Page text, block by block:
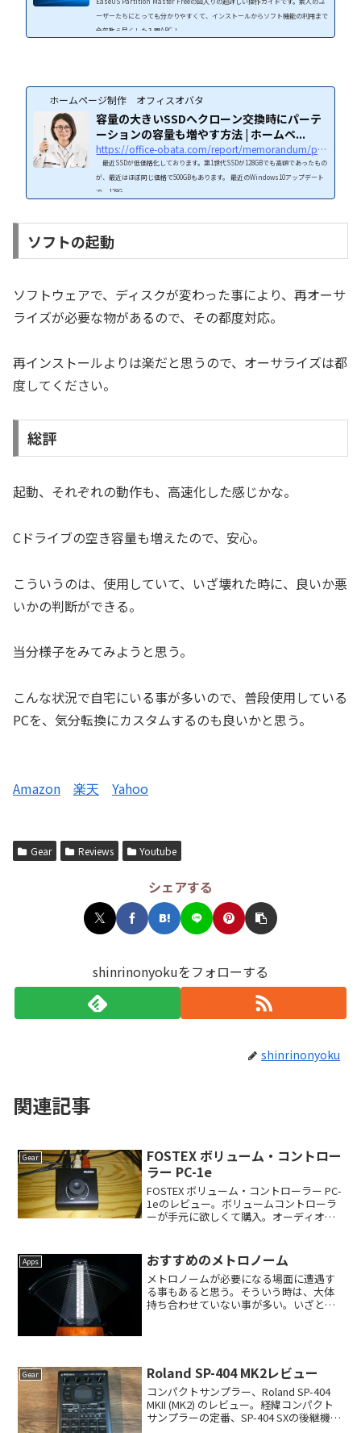
ーザーたちにとっても分かりやすくて、インストールからソフト機能の利用まで
全部教え尽くした入門ABC！
ホームページ制作 オフィスオバタ
容量の大きいSSDへクローン交換時にパーテ
ーションの容量も増やす方法 | ホームペ...
https://office-obata.com/report/memorandum/post-1485/
最近SSDが低価格化しております。第1世代SSDが128GBでも高額であったもの
が、最近はほぼ同じ価格で500GBもあります。 最近のWindows10アップデート
で、128G...
ソフトの起動
ソフトウェアで、ディスクが変わった事により、再オーサ
ライズが必要な物があるので、その都度対応。
再インストールよりは楽だと思うので、オーサライズは都
度してください。
総評
起動、それぞれの動作も、高速化した感じかな。
Cドライブの空き容量も増えたので、安心。
こういうのは、使用していて、いざ壊れた時に、良いか悪
いかの判断ができる。
当分様子をみてみようと思う。
こんな状況で自宅にいる事が多いので、普段使用している
PCを、気分転換にカスタムするのも良いかと思う。
Amazon 楽天 Yahoo
Gear Reviews Youtube
シェアする
shinrinonyokuをフォローする
shinrinonyoku
関連記事
Gear
FOSTEX ボリューム・コントロー
ラー PC-1e
FOSTEX ボリューム・コントローラー PC-
1eのレビュー。ボリュームコントローラ
ーが手元に欲しくて購入。オーディオイ
ュームコントロールが面倒だと思ってい
た。Mac...
Apps おすすめのメトロノーム
メトロノームが必要になる場面に遭遇す
る事もあると思う。そういう時は、大体
持ち合わせていない事が多い。いざとい
Gear Roland SP-404 MK2レビュー
コンパクトサンプラー、Roland SP-404
MKII (MK2) のレビュー。経緯コンパクト
サンプラーの定番、SP-404 SXの後継機種